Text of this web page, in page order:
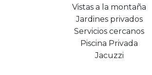
Vistas a la montaña
Jardines privados
Servicios cercanos
Piscina Privada
Jacuzzi